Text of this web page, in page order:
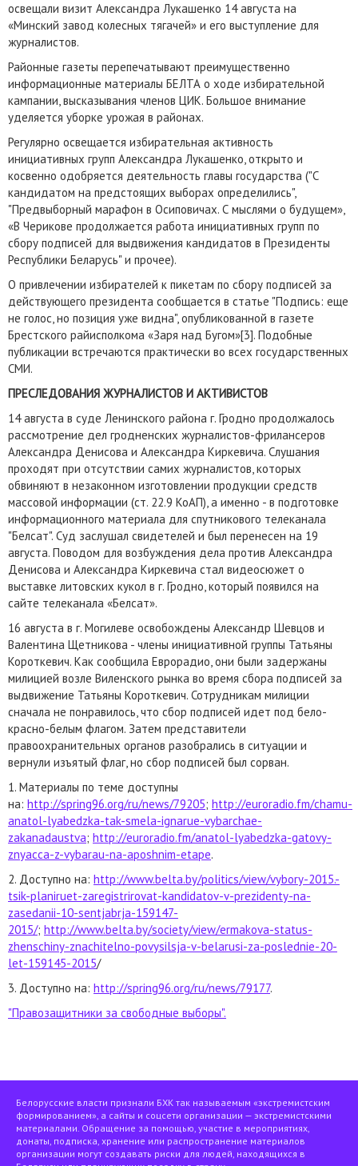
освещали визит Александра Лукашенко 14 августа на
«Минский завод колесных тягачей» и его выступление для
журналистов.
Районные газеты перепечатывают преимущественно
информационные материалы БЕЛТА о ходе избирательной
кампании, высказывания членов ЦИК. Большое внимание
уделяется уборке урожая в районах.
Регулярно освещается избирательная активность
инициативных групп Александра Лукашенко, открыто и
косвенно одобряется деятельность главы государства ("С
кандидатом на предстоящих выборах определились",
"Предвыборный марафон в Осиповичах. С мыслями о будущем»,
«В Черикове продолжается работа инициативных групп по
сбору подписей для выдвижения кандидатов в Президенты
Республики Беларусь" и прочее).
О привлечении избирателей к пикетам по сбору подписей за
действующего президента сообщается в статье "Подпись: еще
не голос, но позиция уже видна", опубликованной в газете
Брестского райисполкома «Заря над Бугом»[3]. Подобные
публикации встречаются практически во всех государственных
СМИ.
ПРЕСЛЕДОВАНИЯ ЖУРНАЛИСТОВ И АКТИВИСТОВ
14 августа в суде Ленинского района г. Гродно продолжалось
рассмотрение дел гродненских журналистов-фрилансеров
Александра Денисова и Александра Киркевича. Слушания
проходят при отсутствии самих журналистов, которых
обвиняют в незаконном изготовлении продукции средств
массовой информации (ст. 22.9 КоАП), а именно - в подготовке
информационного материала для спутникового телеканала
"Белсат". Суд заслушал свидетелей и был перенесен на 19
августа. Поводом для возбуждения дела против Александра
Денисова и Александра Киркевича стал видеосюжет о
выставке литовских кукол в г. Гродно, который появился на
сайте телеканала «Белсат».
16 августа в г. Могилеве освобождены Александр Шевцов и
Валентина Щетникова - члены инициативной группы Татьяны
Короткевич. Как сообщила Еврорадио, они были задержаны
милицией возле Виленского рынка во время сбора подписей за
выдвижение Татьяны Короткевич. Сотрудникам милиции
сначала не понравилось, что сбор подписей идет под бело-
красно-белым флагом. Затем представители
правоохранительных органов разобрались в ситуации и
вернули изъятый ​​флаг, но сбор подписей был сорван.
1. Материалы по теме доступны
на: http://spring96.org/ru/news/79205; http://euroradio.fm/chamu-
anatol-lyabedzka-tak-smela-ignarue-vybarchae-
zakanadaustva; http://euroradio.fm/anatol-lyabedzka-gatovy-
znyacca-z-vybarau-na-aposhnim-etape.
2. Доступно на: http://www.belta.by/politics/view/vybory-2015.-
tsik-planiruet-zaregistrirovat-kandidatov-v-prezidenty-na-
zasedanii-10-sentjabrja-159147-
2015/; http://www.belta.by/society/view/ermakova-status-
zhenschiny-znachitelno-povysilsja-v-belarusi-za-poslednie-20-
let-159145-2015/
3. Доступно на: http://spring96.org/ru/news/79177.
"Правозащитники за свободные выборы".
Белорусские власти признали БХК так называемым «экстремистским
формированием», а сайты и соцсети организации — экстремистскими
материалами. Обращение за помощью, участие в мероприятиях,
донаты, подписка, хранение или распространение материалов
организации могут создавать риски для людей, находящихся в